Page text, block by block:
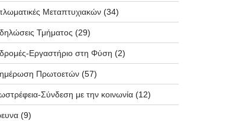
Μεταπτυχιακών(34)
Τμήματος (29)
Εργαστήριο στη Φύση (2)
Πρωτοετών(57)
Σύνδεση με την κοινωνία(12)
(9)